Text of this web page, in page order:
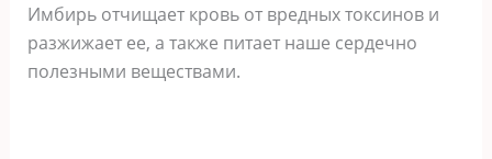
Имбирь отчищает кровь от вредных токсинов и
разжижает ее, а также питает наше сердечно
полезными веществами.